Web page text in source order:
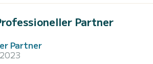
Partner
Partner